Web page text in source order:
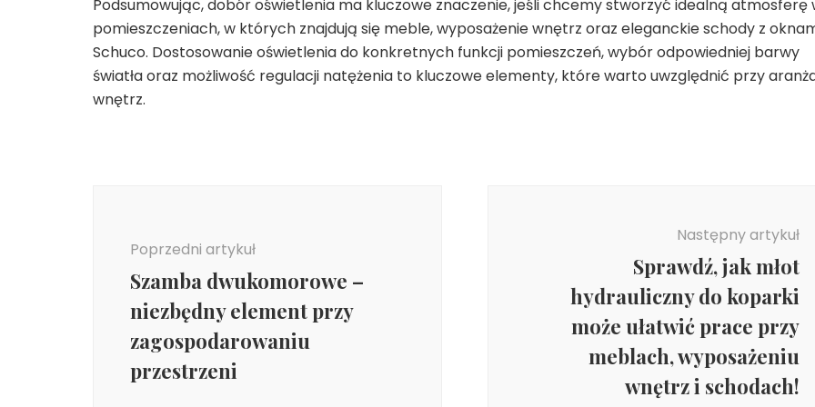
Podsumowując, dobór oświetlenia ma kluczowe znaczenie, jeśli chcemy stworzyć idealną atmosferę
pomieszczeniach, w których znajdują się meble, wyposażenie wnętrz oraz eleganckie schody z
Schuco. Dostosowanie oświetlenia do konkretnych funkcji pomieszczeń, wybór odpowiedniej barwy
światła oraz możliwość regulacji natężenia to kluczowe elementy, które warto uwzględnić przy
wnętrz.
Poprzedni artykuł
Szamba dwukomorowe –
niezbędny element przy
zagospodarowaniu
przestrzeni
Następny artykuł
Sprawdź, jak młot
hydrauliczny do koparki
może ułatwić prace przy
meblach, wyposażeniu
wnętrz i schodach!